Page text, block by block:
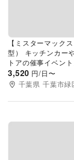
【ミスターマック
型） キッチンカー
トアの催事イベン
3,520 円/日〜
千葉県 千葉市緑